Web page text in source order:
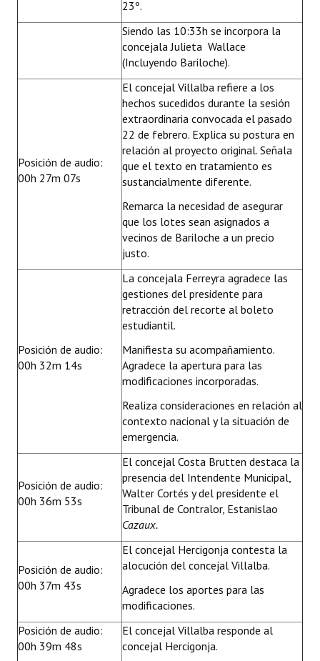
23º.
Siendo las 10:33h se incorpora la
concejala Julieta Wallace
(Incluyendo Bariloche).
Posición de audio:
00h 27m 07s
El concejal Villalba refiere a los
hechos sucedidos durante la sesión
extraordinaria convocada el pasado
22 de febrero. Explica su postura en
relación al proyecto original. Señala
que el texto en tratamiento es
sustancialmente diferente.
Remarca la necesidad de asegurar
que los lotes sean asignados a
vecinos de Bariloche a un precio
justo.
Posición de audio:
00h 32m 14s
La concejala Ferreyra agradece las
gestiones del presidente para
retracción del recorte al boleto
estudiantil.
Manifiesta su acompañamiento.
Agradece la apertura para las
modificaciones incorporadas.
Realiza consideraciones en relación al
contexto nacional y la situación de
emergencia.
Posición de audio:
00h 36m 53s
El concejal Costa Brutten destaca la
presencia del Intendente Municipal,
Walter Cortés y del presidente el
Tribunal de Contralor, Estanislao
Cazaux.
Posición de audio:
00h 37m 43s
El concejal Hercigonja contesta la
alocución del concejal Villalba.
Agradece los aportes para las
modificaciones.
Posición de audio:
00h 39m 48s
El concejal Villalba responde al
concejal Hercigonja.